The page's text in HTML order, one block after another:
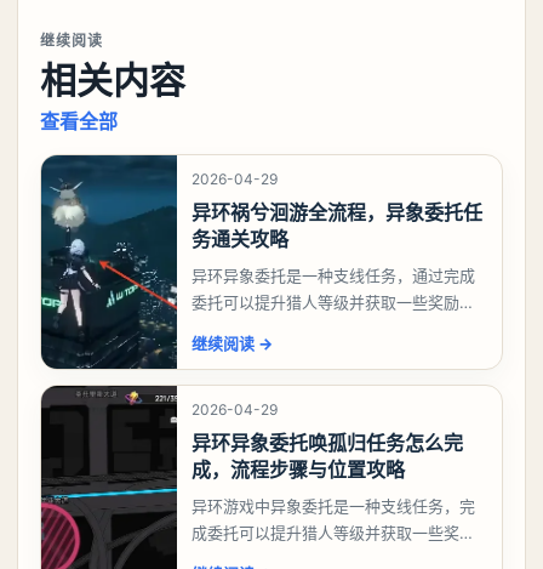
继续阅读
相关内容
查看全部
2026-04-29
异环祸兮洄游全流程，异象委托任
务通关攻略
异环异象委托是一种支线任务，通过完成
委托可以提升猎人等级并获取一些奖励，
么做，下面就来告诉大家。异环异象委托
祸兮洄游任务攻略
继续阅读 →
2026-04-29
异环异象委托唤孤归任务怎么完
成，流程步骤与位置攻略
异环游戏中异象委托是一种支线任务，完
成委托可以提升猎人等级并获取一些奖